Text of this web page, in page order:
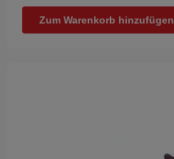
Zum Warenkorb hinzufügen